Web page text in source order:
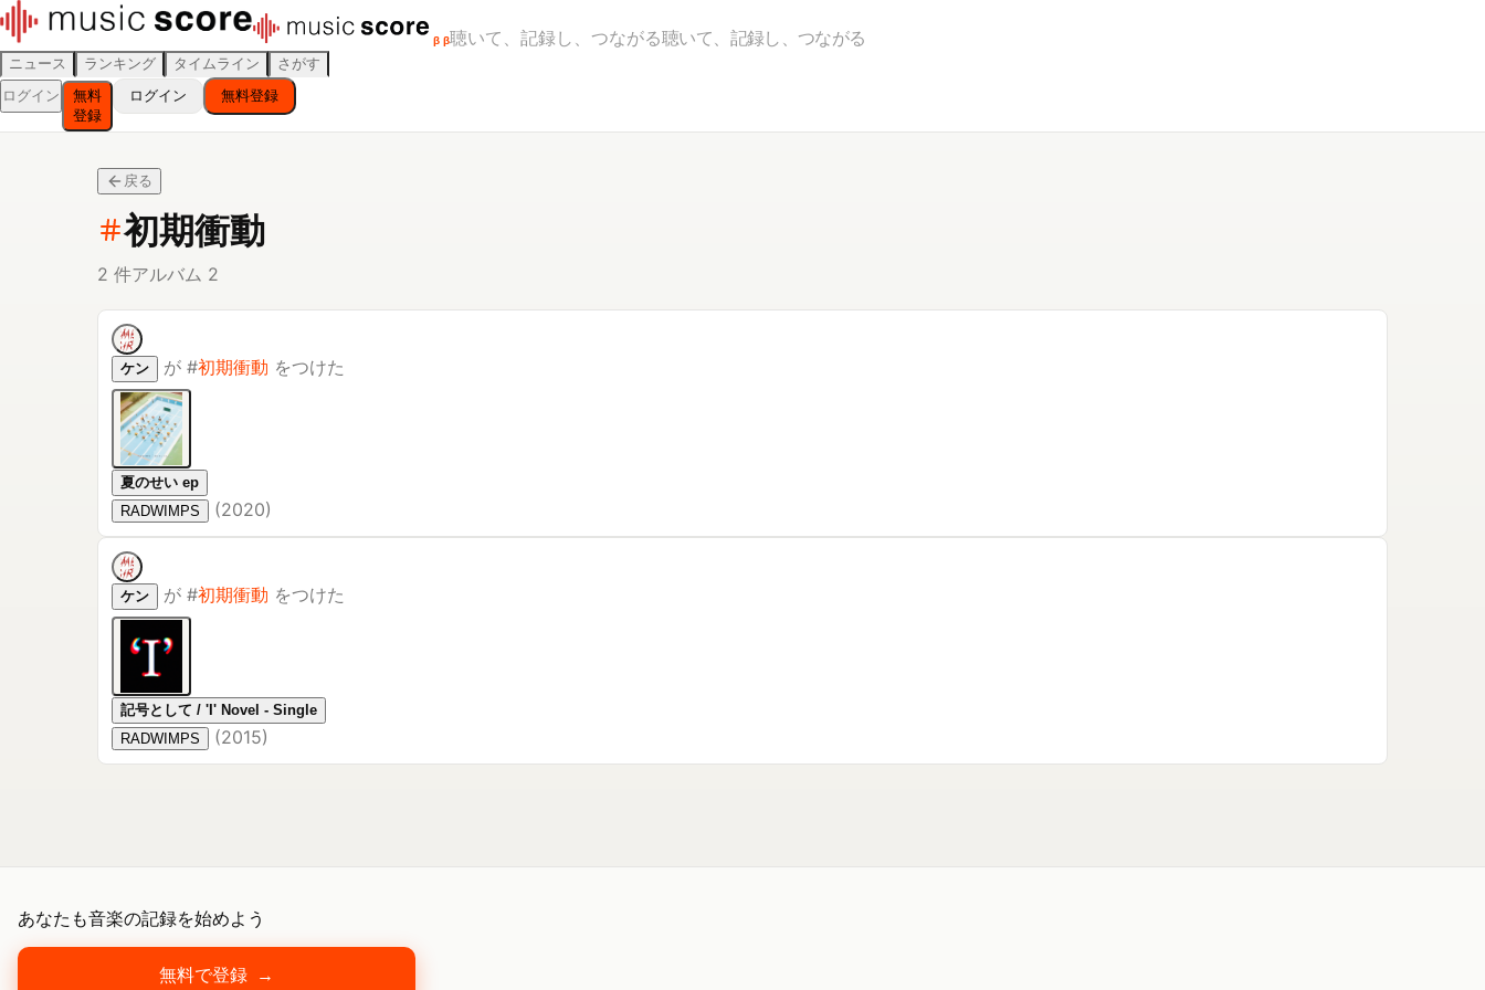
β β聴いて、記録し、つながる聴いて、記録し、つながる
ニュース ランキング タイムライン
さがす
ログイン
無料
登録
ログイン 無料登録
戻る
初期衝動
2 件アルバム 2
ケン が #初期衝動 をつけた
夏のせい ep
RADWIMPS
(2020)
ケン が #初期衝動 をつけた
記号として / 'I' Novel - Single
RADWIMPS
(2015)
あなたも音楽の記録を始めよう
無料で登録 →